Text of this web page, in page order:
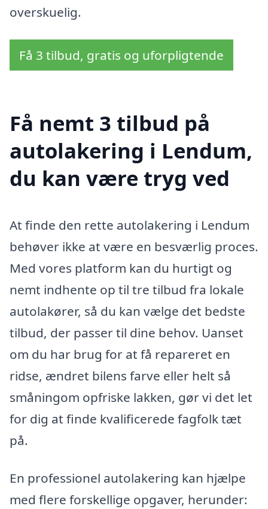
overskuelig.
Få 3 tilbud, gratis og uforpligtende
Få nemt 3 tilbud på
autolakering i Lendum,
du kan være tryg ved
At finde den rette autolakering i Lendum
behøver ikke at være en besværlig proces.
Med vores platform kan du hurtigt og
nemt indhente op til tre tilbud fra lokale
autolakører, så du kan vælge det bedste
tilbud, der passer til dine behov. Uanset
om du har brug for at få repareret en
ridse, ændret bilens farve eller helt så
småningom opfriske lakken, gør vi det let
for dig at finde kvalificerede fagfolk tæt
på.
En professionel autolakering kan hjælpe
med flere forskellige opgaver, herunder: